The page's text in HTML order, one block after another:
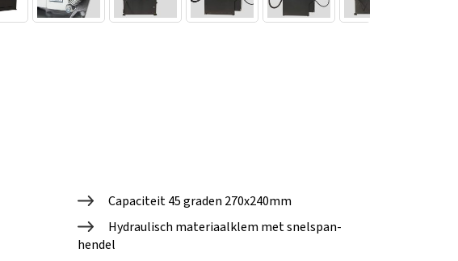
Capaciteit 45 graden 270x240mm
Hydraulisch materiaalklem met snelspan-
hendel